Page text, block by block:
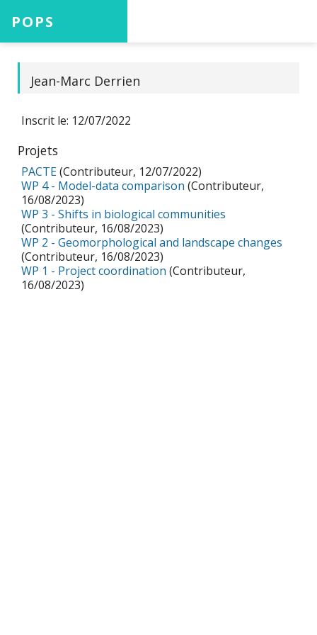
POPS
Aide
Connexion
Jean-Marc Derrien
Inscrit le: 12/07/2022
Projets
PACTE(Contributeur, 12/07/2022)
WP 4 - Model-data comparison (Contributeur,
16/08/2023)
WP 3 - Shifts in biological communities
(Contributeur, 16/08/2023)
WP 2 - Geomorphological and landscape changes
(Contributeur, 16/08/2023)
WP 1 - Project coordination (Contributeur,
16/08/2023)